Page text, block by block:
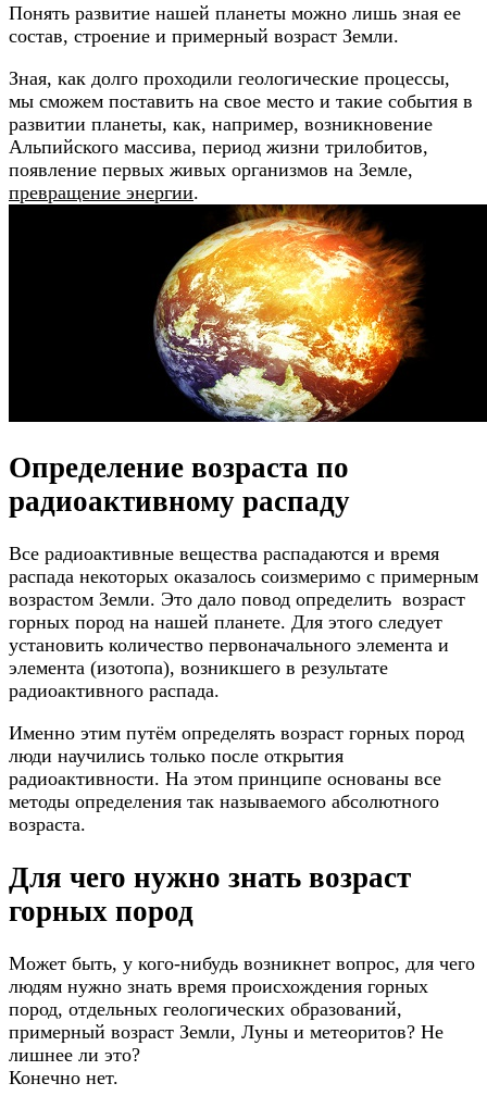
Понять развитие нашей планеты можно лишь зная ее
состав, строение и примерный возраст Земли.
Зная, как долго проходили геологические процессы,
мы сможем поставить на свое место и такие события в
развитии планеты, как, например, возникновение
Альпийского массива, период жизни трилобитов,
появление первых живых организмов на Земле,
превращение энергии.
Определение возраста по
радиоактивному распаду
Все радиоактивные вещества распадаются и время
распада некоторых оказалось соизмеримо с примерным
возрастом Земли. Это дало повод определить возраст
горных пород на нашей планете. Для этого следует
установить количество первоначального элемента и
элемента (изотопа), возникшего в результате
радиоактивного распада.
Именно этим путём определять возраст горных пород
люди научились только после открытия
радиоактивности. На этом принципе основаны все
методы определения так называемого абсолютного
возраста.
Для чего нужно знать возраст
горных пород
Может быть, у кого-нибудь возникнет вопрос, для чего
людям нужно знать время происхождения горных
пород, отдельных геологических образований,
примерный возраст Земли, Луны и метеоритов? Не
лишнее ли это?
Конечно нет.